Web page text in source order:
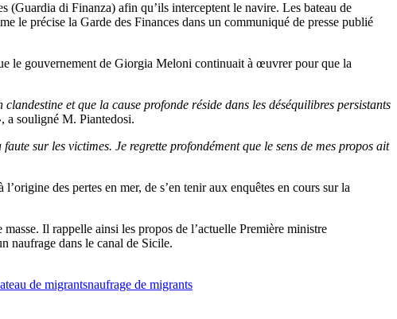
(Guardia di Finanza) afin qu’ils interceptent le navire. Les bateau de
le précise la Garde des Finances dans un communiqué de presse publié
le gouvernement de Giorgia Meloni continuait à œuvrer pour que la
et que la cause profonde réside dans les déséquilibres persistants
, a souligné M. Piantedosi.
sur les victimes. Je regrette profondément que le sens de mes propos ait
des pertes en mer, de s’en tenir aux enquêtes en cours sur la
Il rappelle ainsi les propos de l’actuelle Première ministre
naufrage dans le canal de Sicile.
de migrantsnaufrage de migrants